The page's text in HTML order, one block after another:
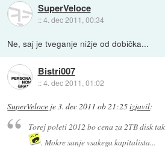
SuperVeloce
::4. dec 2011, 00:34
Ne, saj je tveganje nižje od dobička...
Bistri007
::4. dec 2011, 01:02
SuperVeloce je3. dec 2011 ob 21:25izjavil:
Torej poleti 2012 bo cena za 2TB disk
. Mokre sanje vsakega kapitalista...